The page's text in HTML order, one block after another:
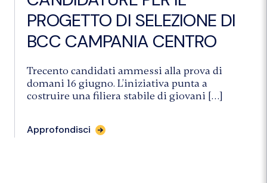
PROGETTO DI SELEZIONE DI
BCC CAMPANIA CENTRO
Trecento candidati ammessi alla prova di
domani 16 giugno. L’iniziativa punta a
costruire una filiera stabile di giovani […]
Approfondisci per
l'articolo